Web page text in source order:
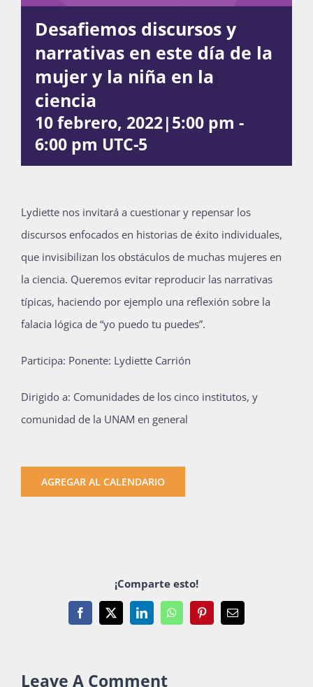
Súmate
Publicaciones
Bienvenida generación 2027-1
Desafiemos discursos y
narrativas en este día de la
mujer y la niña en la
ciencia
10 febrero, 2022|5:00 pm -
6:00 pm UTC-5
Lydiette nos invitará a cuestionar y repensar los
discursos enfocados en historias de éxito individuales,
que invisibilizan los obstáculos de muchas mujeres en
la ciencia. Queremos evitar reproducir las narrativas
típicas, haciendo por ejemplo una reflexión sobre la
falacia lógica de “yo puedo tu puedes”.
Participa: Ponente: Lydiette Carrión
Dirigido a: Comunidades de los cinco institutos, y
comunidad de la UNAM en general
AGREGAR AL CALENDARIO
¡Comparte esto!
Facebook
X LinkedInWhatsAppPinterestEmail
Leave A Comment